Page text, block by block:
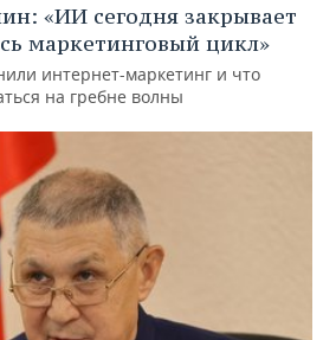
«ИИ сегодня закрывает
маркетинговый цикл»
интернет-маркетинг и что
на гребне волны